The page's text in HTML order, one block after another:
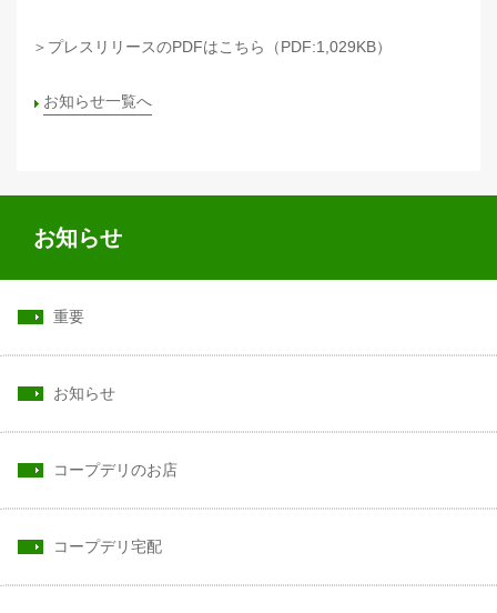
＞プレスリリースのPDFはこちら（PDF:1,029KB）
お知らせ一覧へ
お知らせ
重要
お知らせ
コープデリのお店
コープデリ宅配